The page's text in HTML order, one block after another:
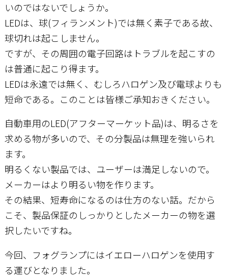
いのではないでしょうか。
LEDは、球(フィランメント)では無く素子である故、
球切れは起こしません。
ですが、その周囲の電子回路はトラブルを起こすの
は普通に起こり得ます。
LEDは永遠では無く、むしろハロゲン及び電球よりも
短命である。このことは皆様ご承知おきください。
自動車用のLED(アフターマーケット品)は、明るさを
求める物が多いので、その分製品は無理を強いられ
ます。
明るくない製品では、ユーザーは満足しないので。
メーカーはより明るい物を作ります。
その結果、短寿命になるのは仕方のない話。だから
こそ、製品保証のしっかりとしたメーカーの物を選
択したいですね。
今回、フォグランプにはイエローハロゲンを使用す
る運びとなりました。